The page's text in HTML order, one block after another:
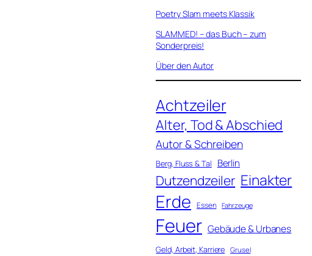
Poetry Slam meets Klassik
SLAMMED! – das Buch – zum
Sonderpreis!
Über den Autor
Achtzeiler
Alter, Tod & Abschied
Autor & Schreiben
Berg, Fluss & Tal Berlin
Dutzendzeiler Einakter
Erde Essen Fahrzeuge
Feuer Gebäude & Urbanes
Geld, Arbeit, Karriere Grusel